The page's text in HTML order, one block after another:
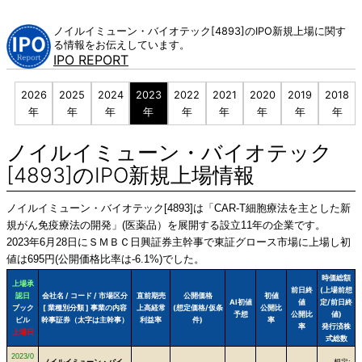
content
ノイルイミューン・バイオテック[4893]のIPO新規上場に関す
る情報をお伝えしています。
IPO REPORT
2026
年
2025
年
2024
年
2023
年
2022
年
2021
年
2020
年
2019
年
2018
年
ノイルイミューン・バイオテック
[4893]のIPO新規上場情報
ノイルイミューン・バイオテック[4893]は「CAR-T細胞療法を主とした新
規がん免疫療法の開発」(医薬品）を展開する設立11年の企業です。
2023年6月28日にＳＭＢＣ日興証券主幹事で東証グロース市場に上場し初
値は695円(公開価格比率は-6.1%)でした。
上場承
認日
ブック
ビル
上場日
会社名 / コード / 市場区分
[ 業種別分類 ] 事業の内容
幹事証券（太字は主幹事）
直前期売
上高経常
利益率
公開価格
(想定価格/仮条
件)
AI初値
予想
初値
公開比
率
前日終
値
公開比
率
時価総額
(上場前想
定/前日終
値)
発行済株
式総数
2023/0